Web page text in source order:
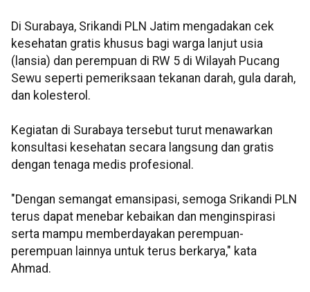
Di Surabaya, Srikandi PLN Jatim mengadakan cek
kesehatan gratis khusus bagi warga lanjut usia
(lansia) dan perempuan di RW 5 di Wilayah Pucang
Sewu seperti pemeriksaan tekanan darah, gula darah,
dan kolesterol.
Kegiatan di Surabaya tersebut turut menawarkan
konsultasi kesehatan secara langsung dan gratis
dengan tenaga medis profesional.
"Dengan semangat emansipasi, semoga Srikandi PLN
terus dapat menebar kebaikan dan menginspirasi
serta mampu memberdayakan perempuan-
perempuan lainnya untuk terus berkarya," kata
Ahmad.